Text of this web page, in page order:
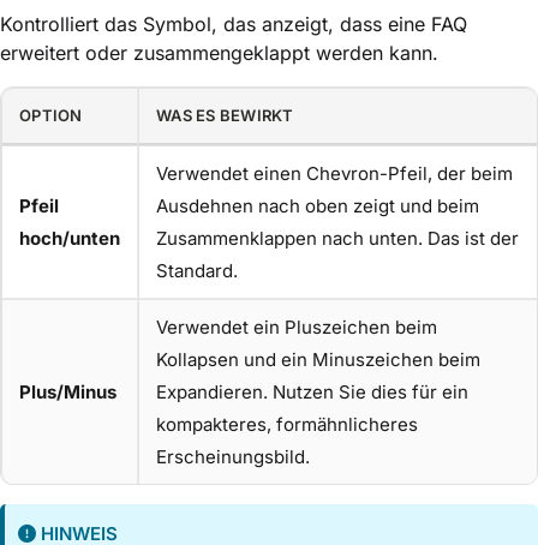
Kontrolliert das Symbol, das anzeigt, dass eine FAQ
erweitert oder zusammengeklappt werden kann.
OPTION WAS ES BEWIRKT
Pfeil
hoch/unten
Verwendet einen Chevron-Pfeil, der beim
Ausdehnen nach oben zeigt und beim
Zusammenklappen nach unten. Das ist der
Standard.
Plus/Minus
Verwendet ein Pluszeichen beim
Kollapsen und ein Minuszeichen beim
Expandieren. Nutzen Sie dies für ein
kompakteres, formähnlicheres
Erscheinungsbild.
HINWEIS